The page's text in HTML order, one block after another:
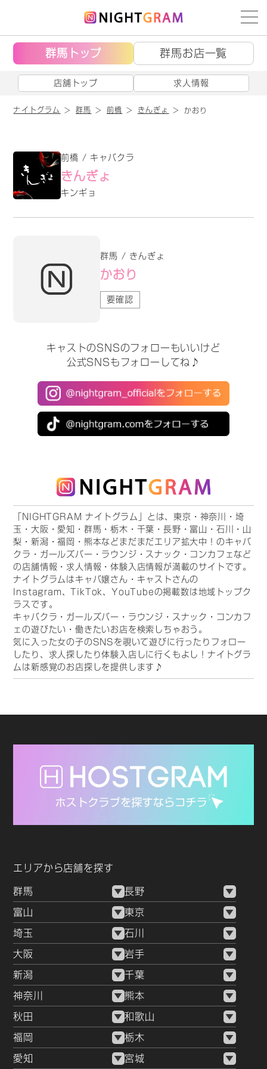
群馬トップ 群馬お店一覧
店舗トップ 求人情報
ナイトグラム 群馬 前橋 きんぎょ かおり
前橋 / キャバクラ
きんぎょ
キンギョ
群馬 / きんぎょ
かおり
要確認
キャストのSNSのフォローもいいけど
公式SNSもフォローしてね♪
「NIGHTGRAM ナイトグラム」とは、東京・神奈川・埼
玉・大阪・愛知・群馬・栃木・千葉・長野・富山・石川・山
梨・新潟・福岡・熊本などまだまだエリア拡大中！のキャバ
クラ・ガールズバー・ラウンジ・スナック・コンカフェなど
の店舗情報・求人情報・体験入店情報が満載のサイトです。
ナイトグラムはキャバ嬢さん・キャストさんの
Instagram、TikTok、YouTubeの掲載数は地域トップク
ラスです。
キャバクラ・ガールズバー・ラウンジ・スナック・コンカフ
ェの遊びたい・働きたいお店を検索しちゃおう。
気に入った女の子のSNSを覗いて遊びに行ったりフォロー
したり、求人探したり体験入店しに行くもよし！ナイトグラ
ムは新感覚のお店探しを提供します♪
エリアから店舗を探す
群馬 長野
富山 東京
埼玉 石川
大阪 岩手
新潟 千葉
神奈川 熊本
秋田 和歌山
福岡 栃木
愛知 宮城